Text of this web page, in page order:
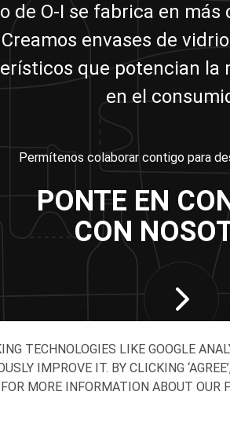
de O-I se fabrica en más
envases de
que potencian la
en el
Permítenos colaborar contigo para
PONTE EN
CON
TECHNOLOGIES LIKE GOOGLE
IMPROVE IT. BY CLICKING
FOR MORE INFORMATION ABOUT OUR